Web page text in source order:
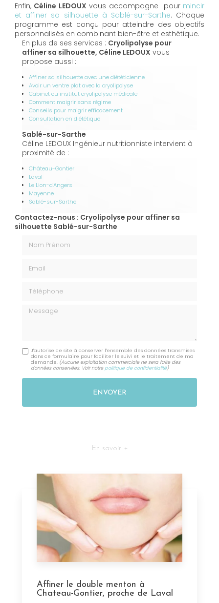
Enfin, Céline LEDOUX vous accompagne pour mincir
et affiner sa silhouette à Sablé-sur-Sarthe. Chaque
programme est conçu pour atteindre des objectifs
personnalisés en combinant bien-être et esthétique.
En plus de ses services : Cryolipolyse pour
affiner sa silhouette, Céline LEDOUX vous
propose aussi :
Affiner sa silhouette avec une diététicienne
Avoir un ventre plat avec la cryolipolyse
Cabinet ou institut cryolipolyse médicale
Comment maigrir sans régime
Conseils pour maigrir efficacement
Consultation en diététique
Sablé-sur-Sarthe
Céline LEDOUX Ingénieur nutritionniste intervient à
proximité de :
Château-Gontier
Laval
Le Lion-d'Angers
Mayenne
Sablé-sur-Sarthe
Contactez-nous : Cryolipolyse pour affiner sa
silhouette Sablé-sur-Sarthe
Message
J'autorise ce site à conserver l'ensemble des données transmises
dans ce formulaire pour faciliter le suivi et le traitement de ma
demande. (Aucune exploitation commerciale ne sera faite des
données conservées. Voir notre politique de confidentialité)
En savoir +
Affiner le double menton à
Chateau-Gontier, proche de Laval